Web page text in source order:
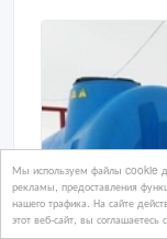
Мы используем файлы cookie
рекламы, предоставления
нашего трафика. На сайте
этот веб-сайт, вы